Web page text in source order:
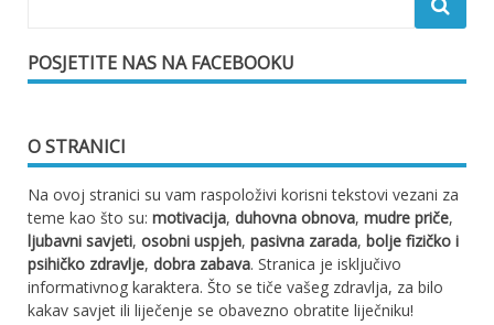
POSJETITE NAS NA FACEBOOKU
O STRANICI
Na ovoj stranici su vam raspoloživi korisni tekstovi vezani za
teme kao što su: motivacija, duhovna obnova, mudre priče,
ljubavni savjeti, osobni uspjeh, pasivna zarada, bolje fizičko i
psihičko zdravlje, dobra zabava. Stranica je isključivo
informativnog karaktera. Što se tiče vašeg zdravlja, za bilo
kakav savjet ili liječenje se obavezno obratite liječniku!